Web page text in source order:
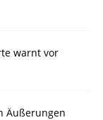
warnt vor
Äußerungen